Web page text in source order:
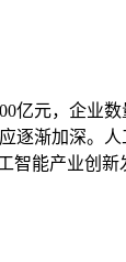
元，企业数
渐加深。
能产业创新